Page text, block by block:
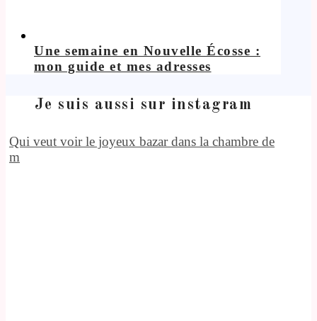
Une semaine en Nouvelle Écosse :
mon guide et mes adresses
Je suis aussi sur instagram
Qui veut voir le joyeux bazar dans la chambre de
m